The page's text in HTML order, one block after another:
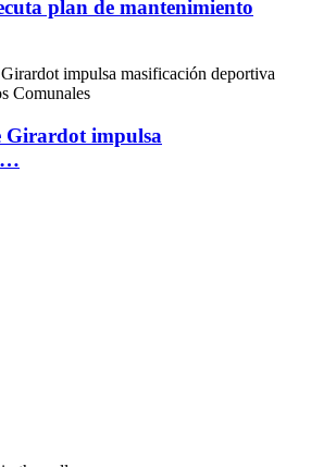
plan de mantenimiento
Girardot impulsa